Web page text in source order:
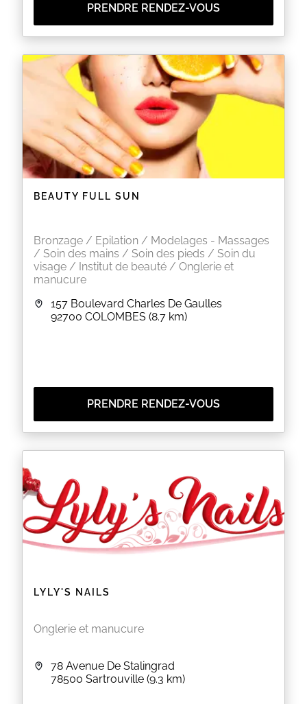
PRENDRE RENDEZ-VOUS
BEAUTY FULL SUN
Bronzage / Epilation / Modelages - Massages
/ Soin des mains / Soin des pieds / Soin du
visage / Institut de beauté / Onglerie et
manucure
157 Boulevard Charles De Gaulles
92700 COLOMBES (8.7 km)
PRENDRE RENDEZ-VOUS
LYLY'S NAILS
Onglerie et manucure
78 Avenue De Stalingrad
78500 Sartrouville (9.3 km)